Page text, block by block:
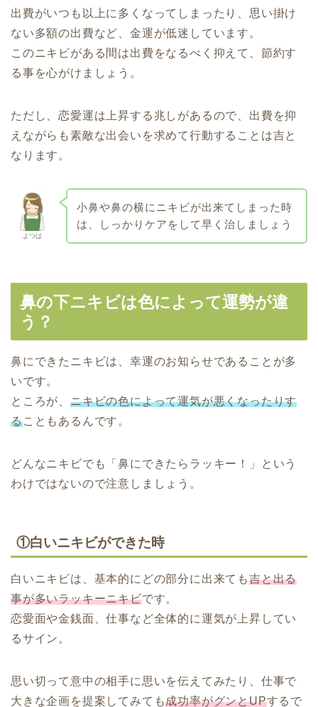
出費がいつも以上に多くなってしまったり、思い掛け
ない多額の出費など、金運が低迷しています。
このニキビがある間は出費をなるべく抑えて、節約す
る事を心がけましょう。
ただし、恋愛運は上昇する兆しがあるので、出費を抑
えながらも素敵な出会いを求めて行動することは吉と
なります。
よつば
小鼻や鼻の横にニキビが出来てしまった時
は、しっかりケアをして早く治しましょう
鼻の下ニキビは色によって運勢が違
う？
鼻にできたニキビは、幸運のお知らせであることが多
いです。
ところが、 ニキビの色によって運気が悪くなったりす
ることもあるんです。
どんなニキビでも「鼻にできたらラッキー！」という
わけではないので注意しましょう。
①白いニキビができた時
白いニキビは、基本的にどの部分に出来ても吉と出る
事が多いラッキーニキビです。
恋愛面や金銭面、仕事など全体的に運気が上昇してい
るサイン。
思い切って意中の相手に思いを伝えてみたり、仕事で
大きな企画を提案してみても成功率がグンとUPするで